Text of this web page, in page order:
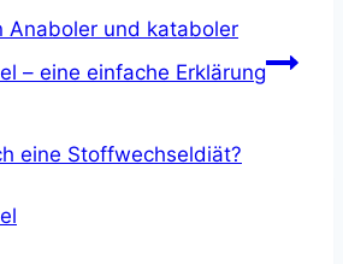
Anaboler und kataboler
– eine einfache Erklärung